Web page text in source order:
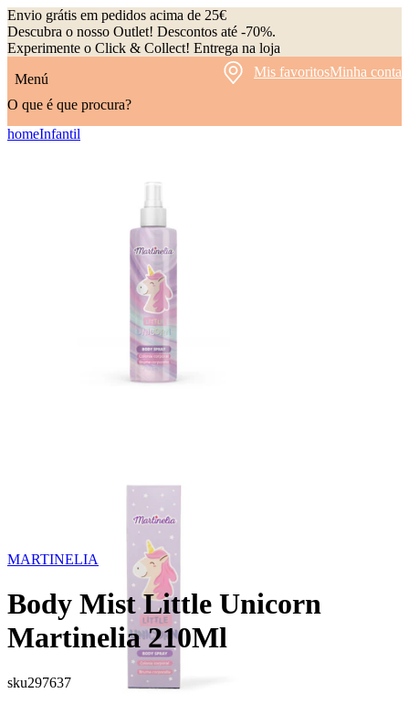
Envio grátis em pedidos acima de 25€
Descubra o nosso Outlet! Descontos até -70%.
Experimente o Click & Collect! Entrega na loja
Menú
Mis favoritosMinha conta
O que é que procura?
homeInfantil
MARTINELIA
Body Mist Little Unicorn
Martinelia 210Ml
sku297637